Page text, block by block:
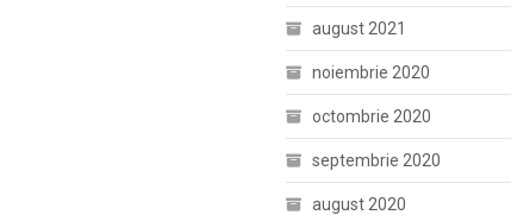
august 2021
noiembrie 2020
octombrie 2020
septembrie 2020
august 2020